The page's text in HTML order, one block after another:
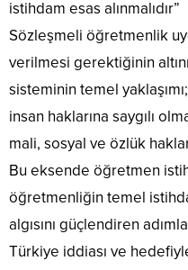
istihdam esas alınmalıdır”
Sözleşmeli öğretmenlik
verilmesi gerektiğinin
sisteminin temel
insan haklarına saygılı
mali, sosyal ve özlük
Bu eksende öğretmen
öğretmenliğin temel
algısını güçlendiren
Türkiye iddiası ve